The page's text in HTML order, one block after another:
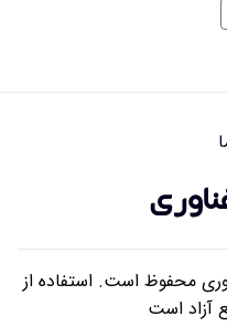
محفوظ است. استفاده از
آزاد است